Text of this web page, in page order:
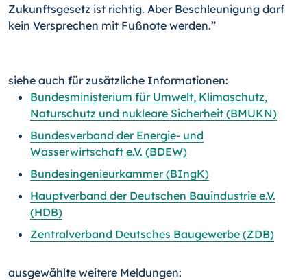
Zukunftsgesetz ist richtig. Aber Beschleunigung darf
kein Versprechen mit Fußnote werden.”
siehe auch für zusätzliche Informationen:
Bundesministerium für Umwelt, Klimaschutz,
Naturschutz und nukleare Sicherheit (BMUKN)
Bundesverband der Energie- und
Wasserwirtschaft e.V. (BDEW)
Bundesingenieurkammer (BIngK)
Hauptverband der Deutschen Bauindustrie e.V.
(HDB)
Zentralverband Deutsches Baugewerbe (ZDB)
ausgewählte weitere Meldungen: